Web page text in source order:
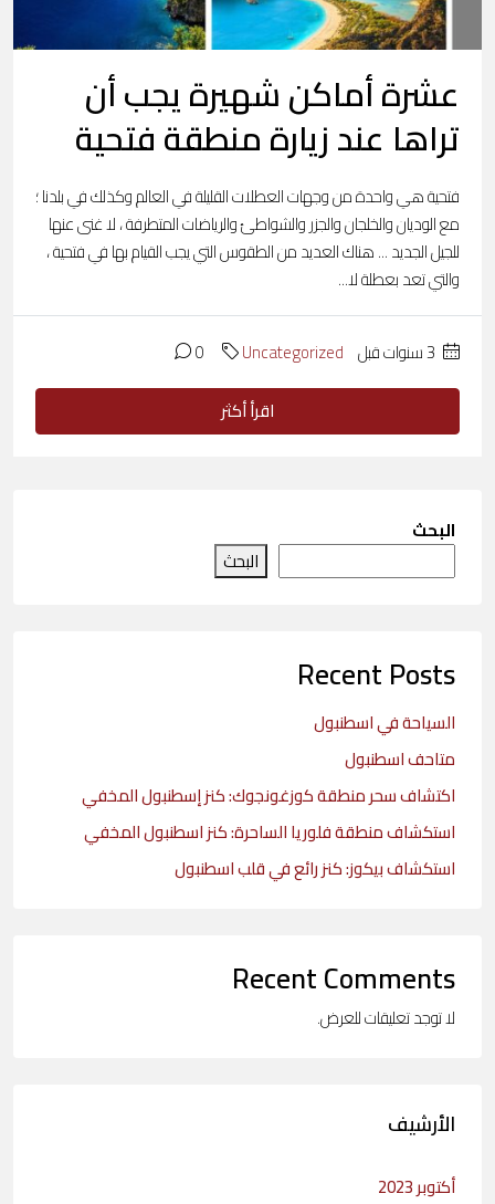
عشرة أماكن شهيرة يجب أن
تراها عند زيارة منطقة فتحية
فتحية هي واحدة من وجهات العطلات القليلة في العالم وكذلك في بلدنا ؛
مع الوديان والخلجان والجزر والشواطئ والرياضات المتطرفة ، لا غنى عنها
للجيل الجديد ... هناك العديد من الطقوس التي يجب القيام بها في فتحية ،
والتي تعد بعطلة لا...
Uncategorized
0
اقرأ أكثر
البحث
البحث
Recent Posts
السياحة في اسطنبول
متاحف اسطنبول
اكتشاف سحر منطقة كوزغونجوك: كنز إسطنبول المخفي
استكشاف منطقة فلوريا الساحرة: كنز اسطنبول المخفي
استكشاف بيكوز: كنز رائع في قلب اسطنبول
Recent Comments
لا توجد تعليقات للعرض.
الأرشيف
أكتوبر 2023